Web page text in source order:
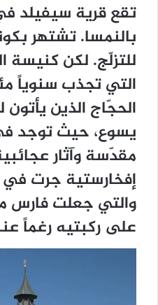
تقع قرية سيفيلد
بالنمسا. تشتهر
للتزلّج. لكن كنيسة
التي تجذب سنوياً
الحجّاج الذين يأتون
يسوع، حيث توجد
مقدّسة وآثار
إفخارستية جرت في
والتي جعلت
على ركبتيه رغماً